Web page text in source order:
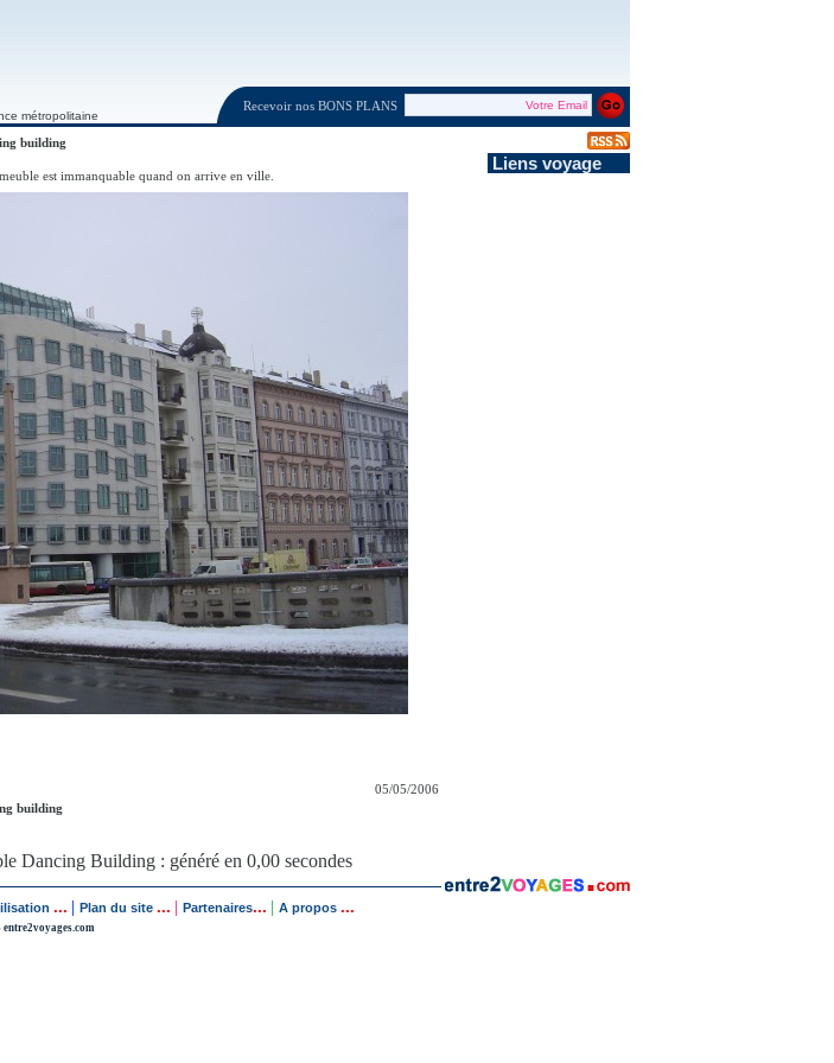
métropolitaine
Recevoir nos BONS PLANS
building
est immanquable quand on arrive en ville.
05/05/2006
building
Dancing Building : généré en 0,00 secondes
Liens voyage
... Plan du site ... Partenaires... A propos ...
entre2voyages.com